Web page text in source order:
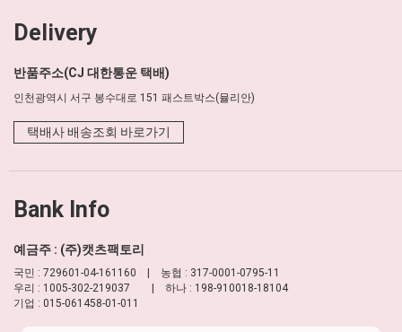
Delivery
반품주소(CJ 대한통운 택배)
인천광역시 서구 봉수대로 151 패스트박스(뮬리안)
택배사 배송조회 바로가기
Bank Info
예금주 : (주)캣츠팩토리
국민 : 729601-04-161160 | 농협 : 317-0001-0795-11
우리 : 1005-302-219037 | 하나 : 198-910018-18104
기업 : 015-061458-01-011